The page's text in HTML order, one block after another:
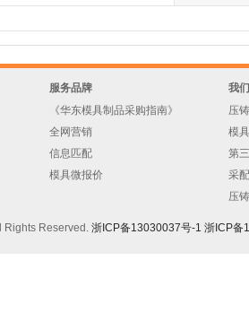
服务品牌
《华东模具制品采购指南》
全网营销
信息匹配
模具微报价
我
压
模
第
采
压
Rights Reserved. 浙ICP备13030037号-1 浙ICP备